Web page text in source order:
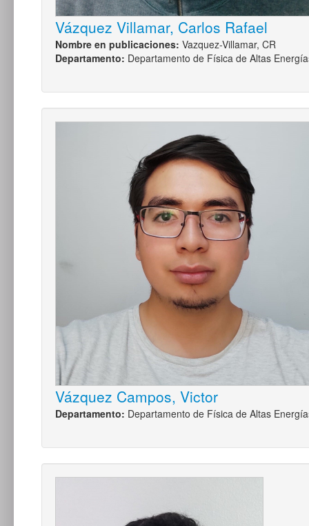
Vázquez Villamar, Carlos Rafael
Nombre en publicaciones: Vazquez-Villamar, CR
Departamento: Departamento de Física de Altas
Vázquez Campos, Victor
Departamento: Departamento de Física de Altas